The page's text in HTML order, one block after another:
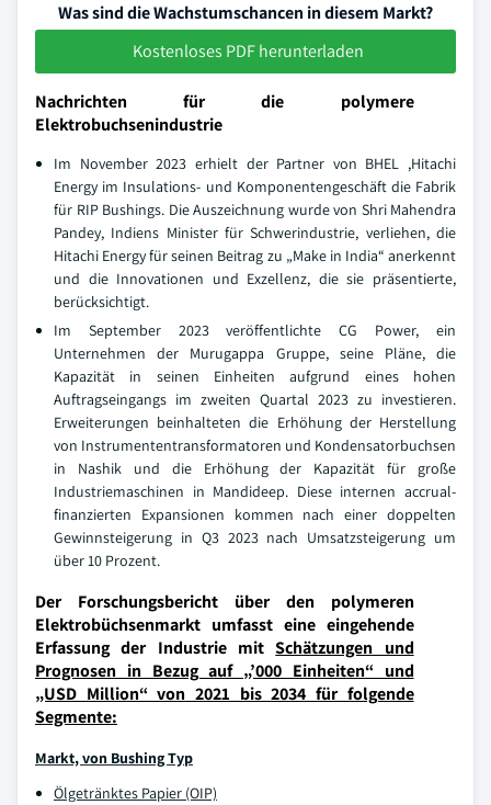
Was sind die Wachstumschancen in diesem Markt?
Kostenloses PDF herunterladen
Nachrichten für die polymere
Elektrobuchsenindustrie
Im November 2023 erhielt der Partner von BHEL ,Hitachi
Energy im Insulations- und Komponentengeschäft die Fabrik
für RIP Bushings. Die Auszeichnung wurde von Shri Mahendra
Pandey, Indiens Minister für Schwerindustrie, verliehen, die
Hitachi Energy für seinen Beitrag zu „Make in India“ anerkennt
und die Innovationen und Exzellenz, die sie präsentierte,
berücksichtigt.
Im September 2023 veröffentlichte CG Power, ein
Unternehmen der Murugappa Gruppe, seine Pläne, die
Kapazität in seinen Einheiten aufgrund eines hohen
Auftragseingangs im zweiten Quartal 2023 zu investieren.
Erweiterungen beinhalteten die Erhöhung der Herstellung
von Instrumententransformatoren und Kondensatorbuchsen
in Nashik und die Erhöhung der Kapazität für große
Industriemaschinen in Mandideep. Diese internen accrual-
finanzierten Expansionen kommen nach einer doppelten
Gewinnsteigerung in Q3 2023 nach Umsatzsteigerung um
über 10 Prozent.
Der Forschungsbericht über den polymeren
Elektrobüchsenmarkt umfasst eine eingehende
Erfassung der Industrie mitSchätzungen und
Prognosen in Bezug auf „’000 Einheiten“ und
„USD Million“ von 2021 bis 2034 für folgende
Segmente:
Markt, von Bushing Typ
Ölgetränktes Papier (OIP)